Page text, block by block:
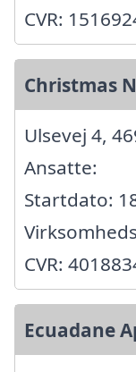
CVR:
Christmas
Ulsevej 4,
Ansatte:
Startdato:
CVR:
Ecuadane